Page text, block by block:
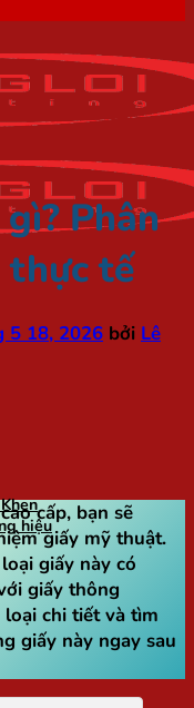
hiệu
Phân
thực tế
5 18, 2026 bởi Lê
cấp, bạn sẽ
giấy mỹ thuật.
giấy này có
giấy thông
chi tiết và tìm
giấy này ngay sau